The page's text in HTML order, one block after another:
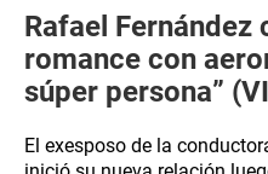
Rafael Fernández
romance con
súper persona”
El exesposo de la